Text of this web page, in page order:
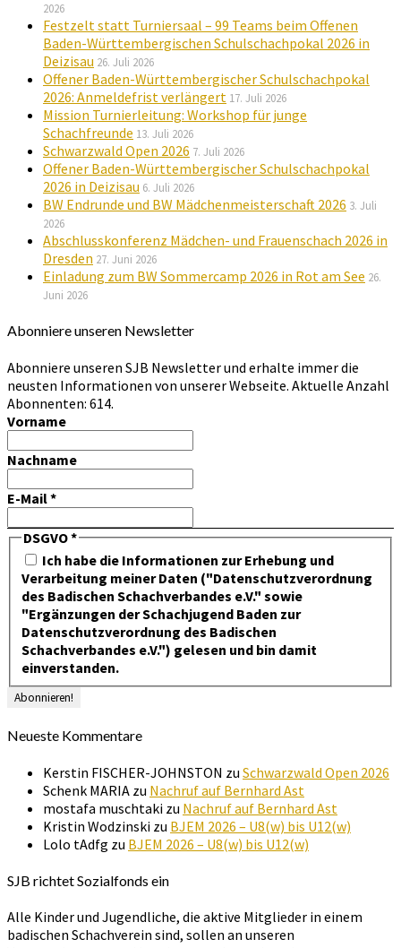
2026
Festzelt statt Turniersaal – 99 Teams beim Offenen
Baden-Württembergischen Schulschachpokal 2026 in
Deizisau 26. Juli 2026
Offener Baden-Württembergischer Schulschachpokal
2026: Anmeldefrist verlängert 17. Juli 2026
Mission Turnierleitung: Workshop für junge
Schachfreunde 13. Juli 2026
Schwarzwald Open 2026 7. Juli 2026
Offener Baden-Württembergischer Schulschachpokal
2026 in Deizisau 6. Juli 2026
BW Endrunde und BW Mädchenmeisterschaft 2026 3. Juli
2026
Abschlusskonferenz Mädchen- und Frauenschach 2026 in
Dresden 27. Juni 2026
Einladung zum BW Sommercamp 2026 in Rot am See 26.
Juni 2026
Abonniere unseren Newsletter
Abonniere unseren SJB Newsletter und erhalte immer die
neusten Informationen von unserer Webseite. Aktuelle Anzahl
Abonnenten: 614.
Vorname
Nachname
E-Mail*
DSGVO*
Ich habe die Informationen zur Erhebung und
Verarbeitung meiner Daten ("Datenschutzverordnung
des Badischen Schachverbandes e.V." sowie
"Ergänzungen der Schachjugend Baden zur
Datenschutzverordnung des Badischen
Schachverbandes e.V.") gelesen und bin damit
einverstanden.
Neueste Kommentare
Kerstin FISCHER-JOHNSTON zu Schwarzwald Open 2026
Schenk MARIA zu Nachruf auf Bernhard Ast
mostafa muschtaki zu Nachruf auf Bernhard Ast
Kristin Wodzinski zu BJEM 2026 – U8(w) bis U12(w)
Lolo tAdfg zu BJEM 2026 – U8(w) bis U12(w)
SJB richtet Sozialfonds ein
Alle Kinder und Jugendliche, die aktive Mitglieder in einem
badischen Schachverein sind, sollen an unseren